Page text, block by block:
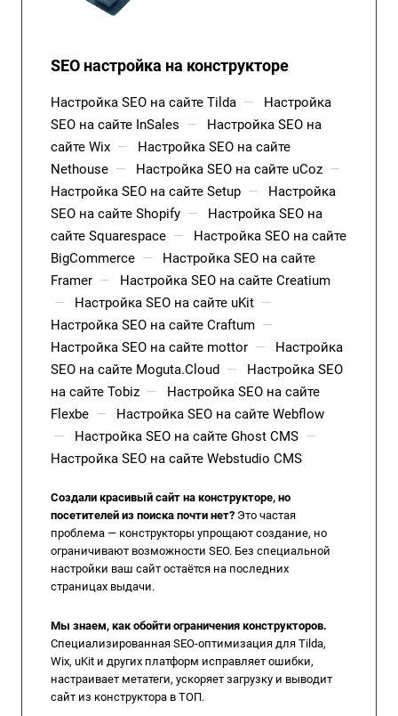
SEO настройка на конструкторе
Настройка SEO на сайте Tilda —
Настройка
SEO на сайте InSales —
Настройка SEO на
сайте Wix —
Настройка SEO на сайте
Nethouse — Настройка SEO на сайте uCoz —
Настройка SEO на сайте Setup —
Настройка
SEO на сайте Shopify —
Настройка SEO на
сайте Squarespace —
Настройка SEO на сайте
BigCommerce —
Настройка SEO на сайте
Framer —
Настройка SEO на сайте Creatium
—
Настройка SEO на сайте uKit —
Настройка SEO на сайте Craftum —
Настройка SEO на сайте mottor —
Настройка
SEO на сайте Moguta.Cloud —
Настройка SEO
на сайте Tobiz —
Настройка SEO на сайте
Flexbe —
Настройка SEO на сайте Webflow
—
Настройка SEO на сайте Ghost CMS —
Настройка SEO на сайте Webstudio CMS
Создали красивый сайт на конструкторе, но
посетителей из поиска почти нет? Это частая
проблема — конструкторы упрощают создание, но
ограничивают возможности SEO. Без специальной
настройки ваш сайт остаётся на последних
страницах выдачи.
Мы знаем, как обойти ограничения конструкторов.
Специализированная SEO-оптимизация для Tilda,
Wix, uKit и других платформ исправляет ошибки,
настраивает метатеги, ускоряет загрузку и выводит
сайт из конструктора в ТОП.